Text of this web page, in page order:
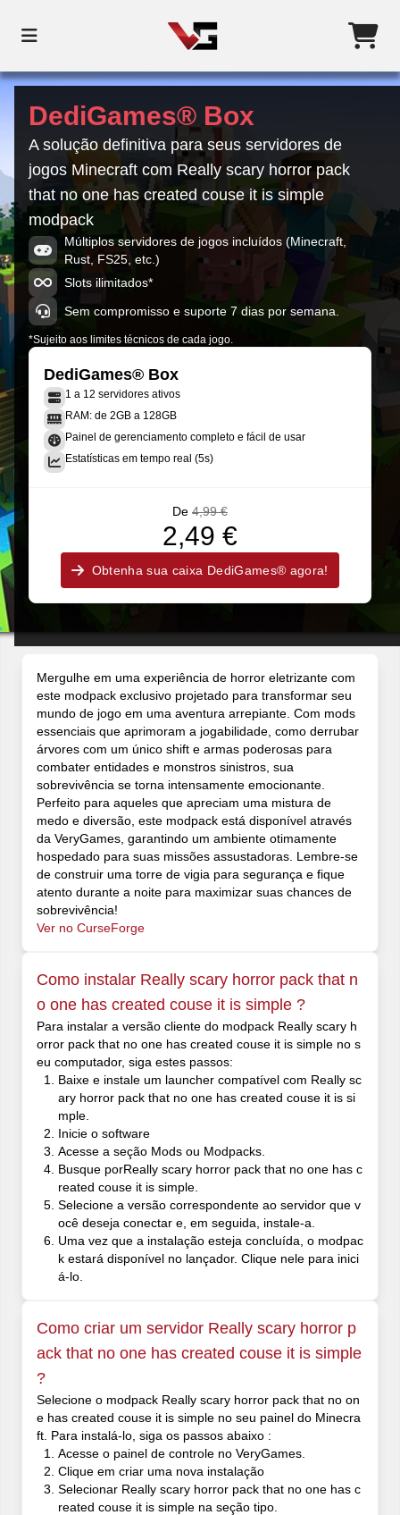
DediGames® Box
A solução definitiva para seus servidores de
jogos Minecraft com Really scary horror pack
that no one has created couse it is simple
modpack
Múltiplos servidores de jogos incluídos (Minecraft,
Rust, FS25, etc.)
Slots ilimitados*
Sem compromisso e suporte 7 dias por semana.
*Sujeito aos limites técnicos de cada jogo.
DediGames® Box
1 a 12 servidores ativos
RAM: de 2GB a 128GB
Painel de gerenciamento completo e fácil de usar
Estatísticas em tempo real (5s)
De 4,99 €
2,49 €
Obtenha sua caixa DediGames® agora!
Mergulhe em uma experiência de horror eletrizante com
este modpack exclusivo projetado para transformar seu
mundo de jogo em uma aventura arrepiante. Com mods
essenciais que aprimoram a jogabilidade, como derrubar
árvores com um único shift e armas poderosas para
combater entidades e monstros sinistros, sua
sobrevivência se torna intensamente emocionante.
Perfeito para aqueles que apreciam uma mistura de
medo e diversão, este modpack está disponível através
da VeryGames, garantindo um ambiente otimamente
hospedado para suas missões assustadoras. Lembre-se
de construir uma torre de vigia para segurança e fique
atento durante a noite para maximizar suas chances de
sobrevivência!
Ver no CurseForge
Como instalar Really scary horror pack that n
o one has created couse it is simple ?
Para instalar a versão cliente do modpack Really scary h
orror pack that no one has created couse it is simple no s
eu computador, siga estes passos:
Baixe e instale um launcher compatível com Really sc
ary horror pack that no one has created couse it is si
mple.
Inicie o software
Acesse a seção Mods ou Modpacks.
Busque porReally scary horror pack that no one has c
reated couse it is simple.
Selecione a versão correspondente ao servidor que v
ocê deseja conectar e, em seguida, instale-a.
Uma vez que a instalação esteja concluída, o modpac
k estará disponível no lançador. Clique nele para inici
á-lo.
Como criar um servidor Really scary horror p
ack that no one has created couse it is simple
?
Selecione o modpack Really scary horror pack that no on
e has created couse it is simple no seu painel do Minecra
ft. Para instalá-lo, siga os passos abaixo :
Acesse o painel de controle no VeryGames.
Clique em criar uma nova instalação
Selecionar Really scary horror pack that no one has c
reated couse it is simple na seção tipo.